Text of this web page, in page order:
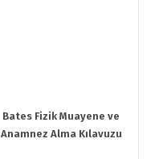
Bates Fizik Muayene ve
Anamnez Alma Kılavuzu